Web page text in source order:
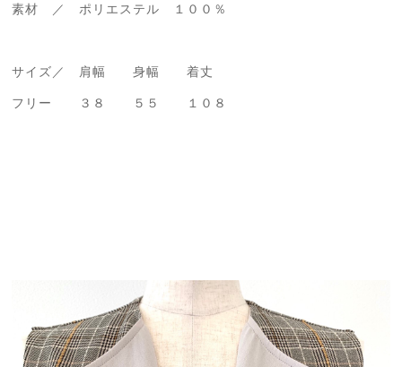
素材 ／ ポリエステル １００％
サイズ／ 肩幅 身幅 着丈
フリー ３８ ５５ １０８